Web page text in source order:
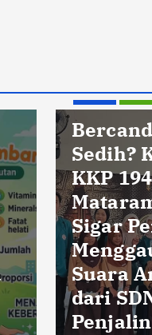
Berita
Sedih?
KKP
Sigar
Suara
dari
Penjalin